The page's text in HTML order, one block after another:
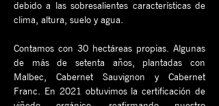
debido a las sobresalientes características de
clima, altura, suelo y agua.
Contamos con 30 hectáreas propias. Algunas
de más de setenta años, plantadas con
Malbec, Cabernet Sauvignon y Cabernet
Franc. En 2021 obtuvimos la certificación de